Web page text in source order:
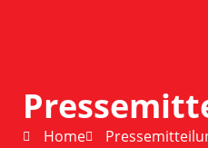
Home